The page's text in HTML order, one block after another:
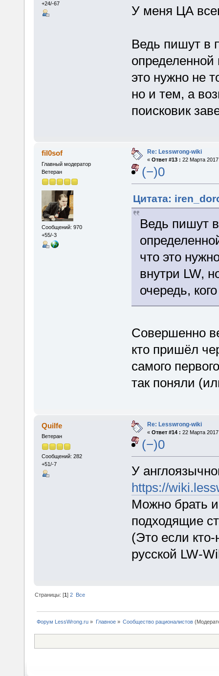
+24/-67
У меня ЦА
Ведь пишут в
это нужно не
но и тем, а
поисковик
fil0sof
Главный модератор
Ветеран
Сообщений: 970
+55/-3
Re: Lesswrong-wiki
« Ответ #13 : 22 Марта
(−)0
Цитата:
Ведь пишут
что это
внутри LW,
очередь,
Совершенно
кто пришёл
самого
так поняли
Quilfe
Ветеран
Сообщений: 282
+51/-7
Re: Lesswrong-wiki
« Ответ #14 : 22 Марта
(−)0
У
https://
Можно брать
подходящие
(Это если кто-
русской LW-
Страницы: [1]2 Все
Форум LessWrong.ru » Главное» Сообщество рационалистов